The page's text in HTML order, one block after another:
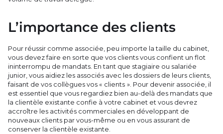
L’importance des clients
Pour réussir comme associée, peu importe la taille du cabinet,
vous devez faire en sorte que vos clients vous confient un flot
ininterrompu de mandats. En tant que stagiaire ou salariée
junior, vous aidiez les associés avec les dossiers de leurs clients,
faisant de vos collègues vos « clients ». Pour devenir associée, il
est essentiel que vous regardiez bien au-delà des mandats que
la clientèle existante confie à votre cabinet et vous devrez
accroître les activités commerciales en développant de
nouveaux clients par vous-même ou en vous assurant de
conserver la clientèle existante.